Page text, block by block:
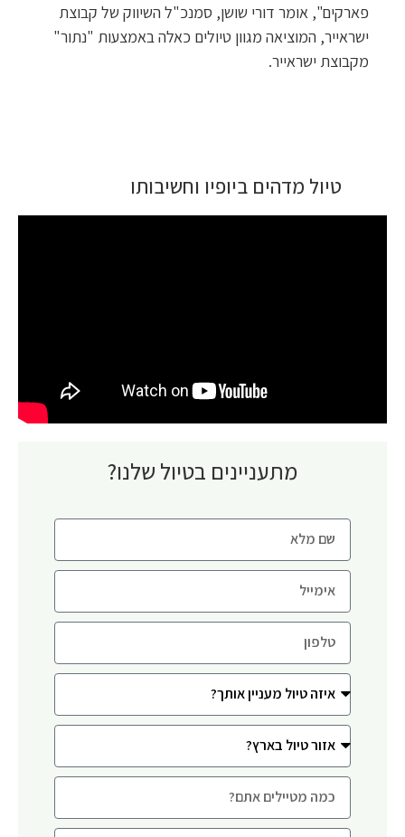
פארקים", אומר דורי שושן, סמנכ"ל השיווק של קבוצת
ישראייר, המוציאה מגוון טיולים כאלה באמצעות "נתור"
מקבוצת ישראייר.
טיול מדהים ביופיו וחשיבותו
מתעניינים בטיול שלנו?